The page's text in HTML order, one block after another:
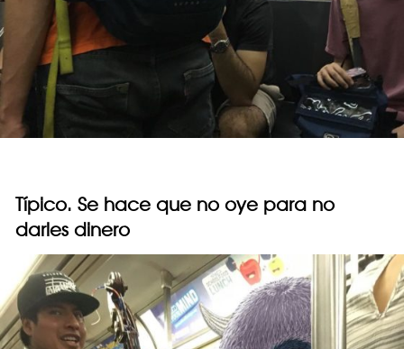
Típico. Se hace que no oye para no
darles dinero